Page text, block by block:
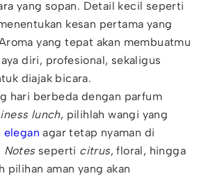
yang sopan. Detail kecil seperti
kesan pertama yang
yang tepat akan membuatmu
diri, profesional, sekaligus
diajak bicara.
hari berbeda dengan parfum
lunch, pilihlah wangi yang
elegan agar tetap nyaman di
Notes seperti citrus, floral, hingga
pilihan aman yang akan